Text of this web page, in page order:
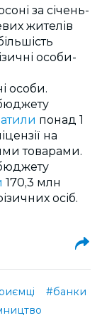
за січень-
жителів
особи-
особи.
понад 1
на
товарами.
170,3 млн
осіб.
#банки